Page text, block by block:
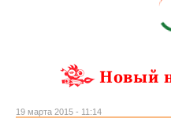
Новый
19 марта 2015 - 11:14